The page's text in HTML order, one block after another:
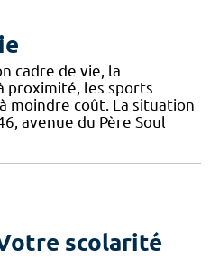
cadre de vie, la
proximité, les sports
moindre coût. La situation
avenue du Père Soul
scolarité